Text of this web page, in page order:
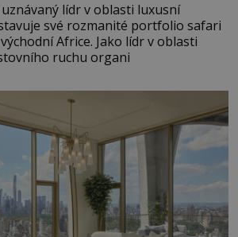
lídr v oblasti luxusní
své rozmanité portfolio safari
Africe. Jako lídr v oblasti
ruchu organi